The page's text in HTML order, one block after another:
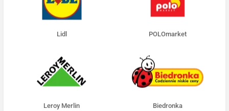
Lidl POLOmarket
Leroy Merlin Biedronka